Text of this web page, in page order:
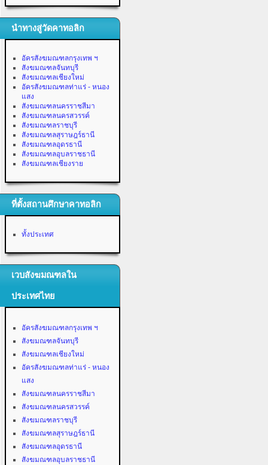
นำทางสู่วัดคาทอลิก
อัครสังฆมณฑลกรุงเทพ ฯ
สังฆมณฑลจันทบุรี
สังฆมณฑลเชียงใหม่
อัครสังฆมณฑลท่าแร่ - หนอง
แสง
สังฆมณฑลนครราชสีมา
สังฆมณฑลนครสวรรค์
สังฆมณฑลราชบุรี
สังฆมณฑลสุราษฎร์ธานี
สังฆมณฑลอุดรธานี
สังฆมณฑลอุบลราชธานี
สังฆมณฑลเชียงราย
ที่ตั้งสถานศึกษาคาทอลิก
ทั้งประเทศ
เวบสังฆมณฑลใน
ประเทศไทย
อัครสังฆมณฑลกรุงเทพ ฯ
สังฆมณฑลจันทบุรี
สังฆมณฑลเชียงใหม่
อัครสังฆมณฑลท่าแร่ - หนอง
แสง
สังฆมณฑลนครราชสีมา
สังฆมณฑลนครสวรรค์
สังฆมณฑลราชบุรี
สังฆมณฑลสุราษฎร์ธานี
สังฆมณฑลอุดรธานี
สังฆมณฑลอุบลราชธานี